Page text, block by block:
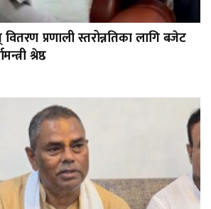
वितरण प्रणाली स्तरोन्नतिका लागि बजेट
श्रेष्ठ